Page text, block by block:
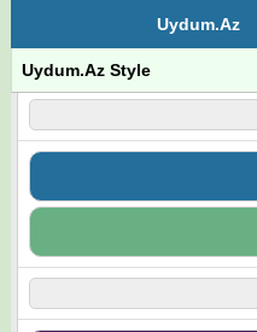
Uydum.Az
Uydum.Az Style